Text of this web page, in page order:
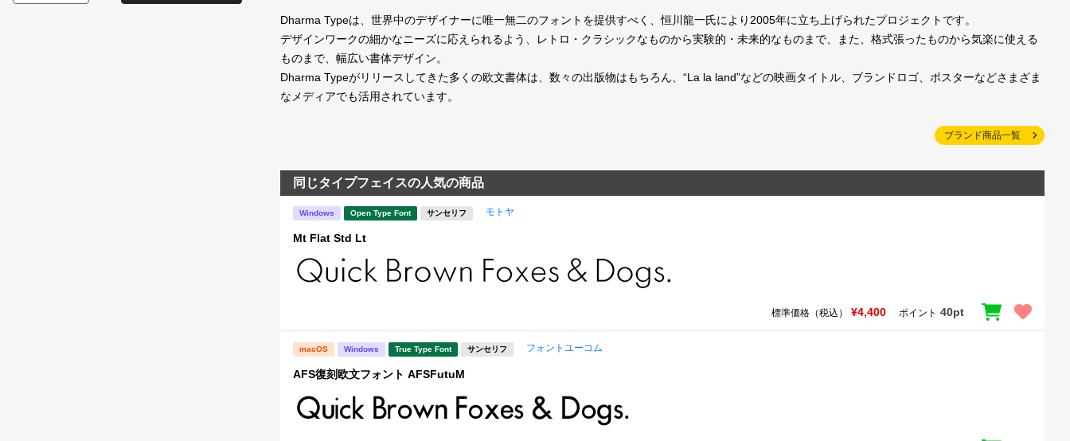
Dharma Typeは、世界中のデザイナーに唯一無二のフォントを提供すべく、恒川龍一氏により2005年に立ち上げられたプロジェクトです。
デザインワークの細かなニーズに応えられるよう、レトロ・クラシックなものから実験的・未来的なものまで、また、格式張ったものから気楽に使える
ものまで、幅広い書体デザイン。
Dharma Typeがリリースしてきた多くの欧文書体は、数々の出版物はもちろん、“La la land”などの映画タイトル、ブランドロゴ、ポスターなどさまざま
なメディアでも活用されています。
ブランド商品一覧
同じタイプフェイスの人気の商品
Windows Open Type Font サンセリフ モトヤ
Mt Flat Std Lt
標準価格（税込） ¥4,400 ポイント 40pt
macOS Windows True Type Font サンセリフ フォントユーコム
AFS復刻欧文フォント AFSFutuM